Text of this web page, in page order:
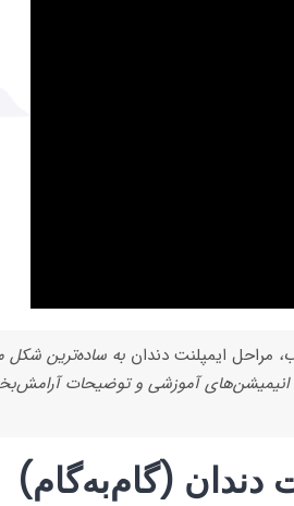
مراحل ایمپلنت دندان به ساده‌ترین شکل
انیمیشن‌های آموزشی و توضیحات
دندان (گام‌به‌گام)